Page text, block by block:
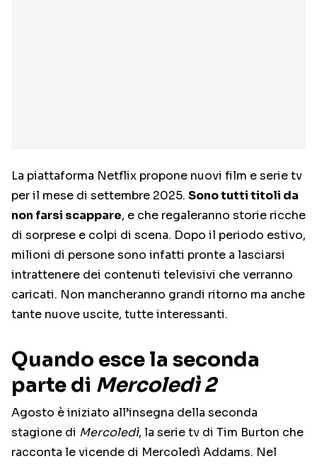
La piattaforma Netflix propone nuovi film e serie tv
per il mese di settembre 2025. Sono tutti titoli da
non farsi scappare, e che regaleranno storie ricche
di sorprese e colpi di scena. Dopo il periodo estivo,
milioni di persone sono infatti pronte a lasciarsi
intrattenere dei contenuti televisivi che verranno
caricati. Non mancheranno grandi ritorno ma anche
tante nuove uscite, tutte interessanti.
Quando esce la seconda
parte di Mercoledì 2
Agosto è iniziato all’insegna della seconda
stagione di Mercoledì, la serie tv di Tim Burton che
racconta le vicende di Mercoledì Addams. Nel